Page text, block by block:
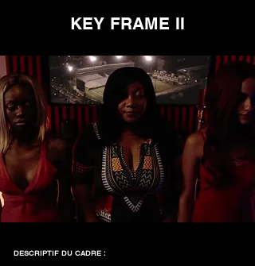
KEY FRAME II
DESCRIPTIF DU CADRE :